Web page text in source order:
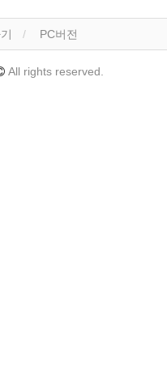
PC버전
All rights reserved.